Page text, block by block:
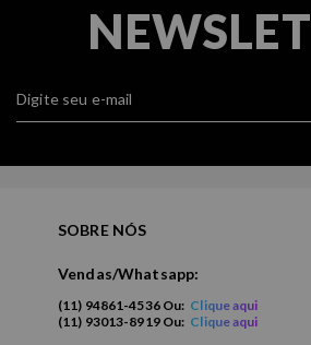
SOBRE NÓS
Vendas/Whatsapp:
(11) 94861-4536 Ou: Clique aqui
(11) 93013-8919 Ou: Clique aqui